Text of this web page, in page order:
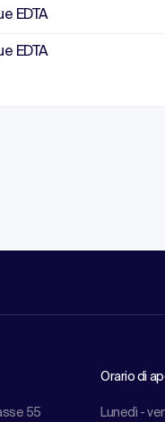
EDTA
EDTA
55
Orario di
Lunedì -